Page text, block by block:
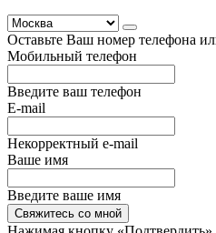
Оставьте Ваш номер телефона
Мобильный телефон
Введите ваш телефон
E-mail
Некорректный e-mail
Ваше имя
Введите ваше имя
Свяжитесь со мной